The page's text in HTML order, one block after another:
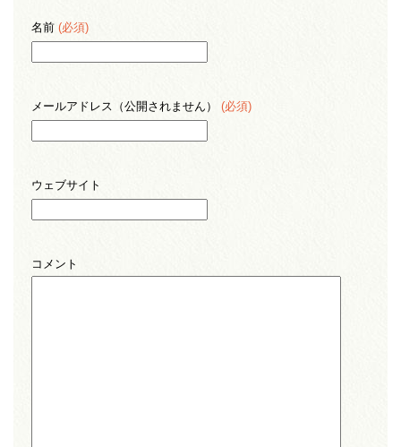
名前 (必須)
メールアドレス（公開されません） (必須)
ウェブサイト
コメント